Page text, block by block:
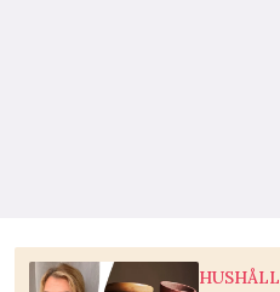
HUSHÅLL